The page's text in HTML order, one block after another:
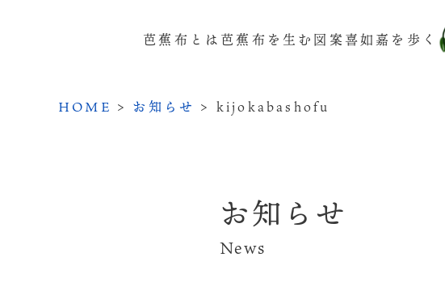
芭蕉布とは 芭蕉布を生む 図案 喜如嘉を歩く
HOME > お知らせ > kijokabashofu
お知らせ
News